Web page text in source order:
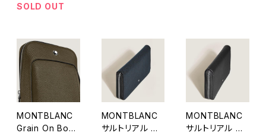
SOLD OUT
MONTBLANC
Grain On Body
MONTBLANC
サルトリアル コ
MONTBLANC
サルトリアル コ